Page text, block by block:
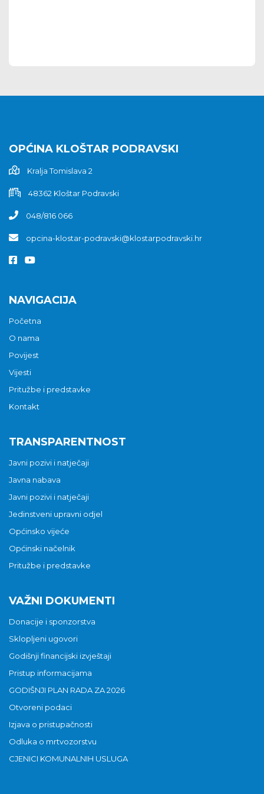
OPĆINA KLOŠTAR PODRAVSKI
Kralja Tomislava 2
48362 Kloštar Podravski
048/816 066
opcina-klostar-podravski@klostarpodravski.hr
NAVIGACIJA
Početna
O nama
Povijest
Vijesti
Pritužbe i predstavke
Kontakt
TRANSPARENTNOST
Javni pozivi i natječaji
Javna nabava
Javni pozivi i natječaji
Jedinstveni upravni odjel
Općinsko vijeće
Općinski načelnik
Pritužbe i predstavke
VAŽNI DOKUMENTI
Donacije i sponzorstva
Sklopljeni ugovori
Godišnji financijski izvještaji
Pristup informacijama
GODIŠNJI PLAN RADA ZA 2026
Otvoreni podaci
Izjava o pristupačnosti
Odluka o mrtvozorstvu
CJENICI KOMUNALNIH USLUGA